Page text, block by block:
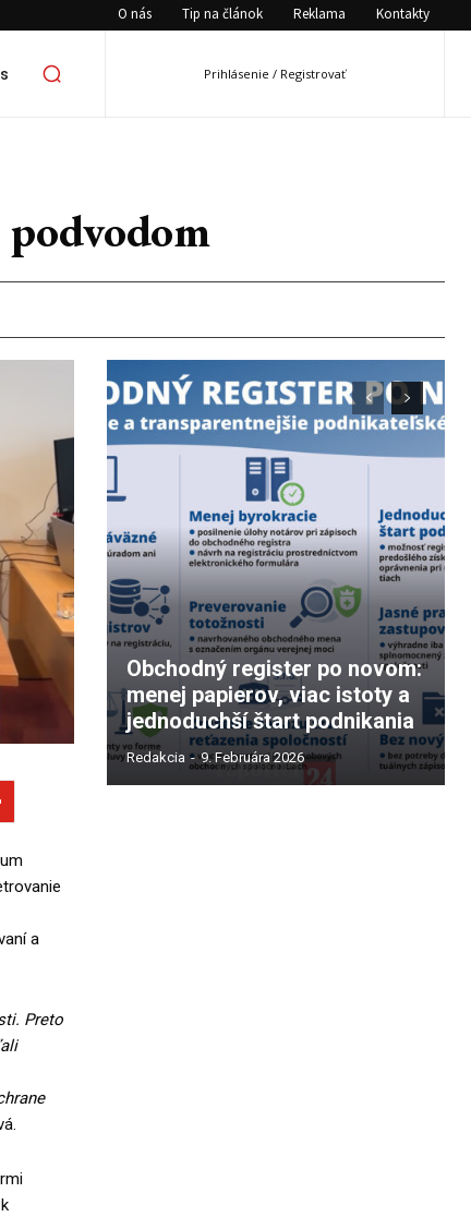
O nás Tip na článok Reklama Kontakty
Prihlásenie / Registrovať
a
Preto
Obchodný register po novom:
menej papierov, viac istoty a
jednoduchší štart podnikania
Redakcia - 9. Februára 2026